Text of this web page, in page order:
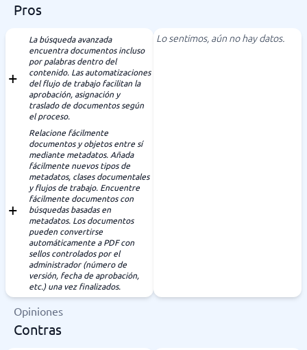
Pros
La búsqueda avanzada
encuentra documentos incluso
por palabras dentro del
contenido. Las automatizaciones
del flujo de trabajo facilitan la
aprobación, asignación y
traslado de documentos según
el proceso.
Relacione fácilmente
documentos y objetos entre sí
mediante metadatos. Añada
fácilmente nuevos tipos de
metadatos, clases documentales
y flujos de trabajo. Encuentre
fácilmente documentos con
búsquedas basadas en
metadatos. Los documentos
pueden convertirse
automáticamente a PDF con
sellos controlados por el
administrador (número de
versión, fecha de aprobación,
etc.) una vez finalizados.
Lo sentimos, aún no hay datos.
Opiniones
Contras